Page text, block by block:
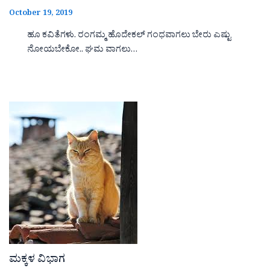
October 19, 2019
ಹೂ ಕವಿತೆಗಳು. ರಂಗಮ್ಮ ಹೊದೇಕಲ್ ಗಂಧವಾಗಲು ಬೇರು ಎಷ್ಟು
ನೋಯಬೇಕೋ.. ಘಮ ವಾಗಲು…
ಮಕ್ಕಳ ವಿಭಾಗ